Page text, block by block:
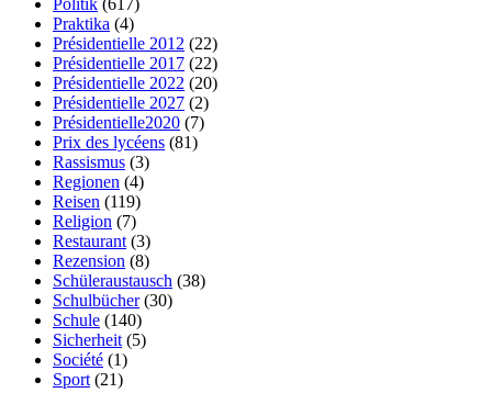
Politik (617)
Praktika (4)
Présidentielle 2012 (22)
Présidentielle 2017 (22)
Présidentielle 2022 (20)
Présidentielle 2027 (2)
Présidentielle2020 (7)
Prix des lycéens (81)
Rassismus (3)
Regionen (4)
Reisen (119)
Religion (7)
Restaurant (3)
Rezension (8)
Schüleraustausch (38)
Schulbücher(30)
Schule (140)
Sicherheit (5)
Société (1)
Sport (21)